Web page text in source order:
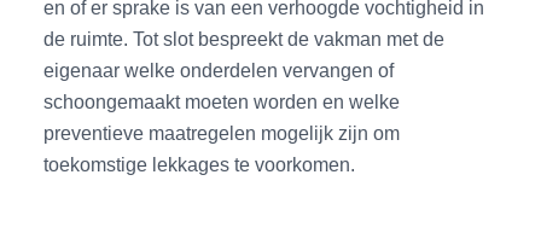
en of er sprake is van een verhoogde vochtigheid in
de ruimte. Tot slot bespreekt de vakman met de
eigenaar welke onderdelen vervangen of
schoongemaakt moeten worden en welke
preventieve maatregelen mogelijk zijn om
toekomstige lekkages te voorkomen.